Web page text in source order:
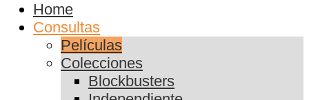
Home
Consultas
Películas
Colecciones
Blockbusters